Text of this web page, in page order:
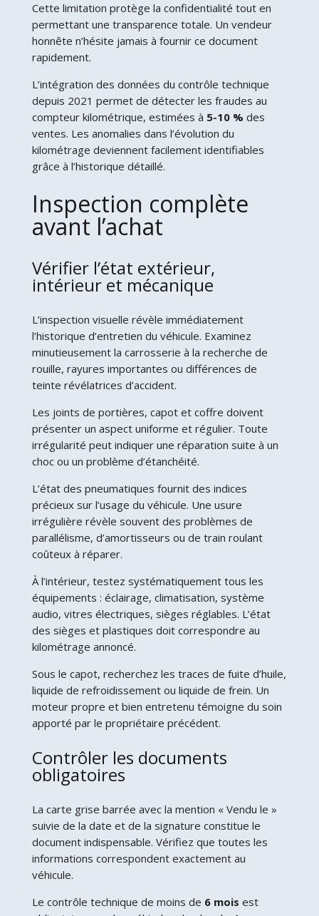
Cette limitation protège la confidentialité tout en
permettant une transparence totale. Un vendeur
honnête n’hésite jamais à fournir ce document
rapidement.
L’intégration des données du contrôle technique
depuis 2021 permet de détecter les fraudes au
compteur kilométrique, estimées à 5-10 % des
ventes. Les anomalies dans l’évolution du
kilométrage deviennent facilement identifiables
grâce à l’historique détaillé.
Inspection complète
avant l’achat
Vérifier l’état extérieur,
intérieur et mécanique
L’inspection visuelle révèle immédiatement
l’historique d’entretien du véhicule. Examinez
minutieusement la carrosserie à la recherche de
rouille, rayures importantes ou différences de
teinte révélatrices d’accident.
Les joints de portières, capot et coffre doivent
présenter un aspect uniforme et régulier. Toute
irrégularité peut indiquer une réparation suite à un
choc ou un problème d’étanchéité.
L’état des pneumatiques fournit des indices
précieux sur l’usage du véhicule. Une usure
irrégulière révèle souvent des problèmes de
parallélisme, d’amortisseurs ou de train roulant
coûteux à réparer.
À l’intérieur, testez systématiquement tous les
équipements : éclairage, climatisation, système
audio, vitres électriques, sièges réglables. L’état
des sièges et plastiques doit correspondre au
kilométrage annoncé.
Sous le capot, recherchez les traces de fuite d’huile,
liquide de refroidissement ou liquide de frein. Un
moteur propre et bien entretenu témoigne du soin
apporté par le propriétaire précédent.
Contrôler les documents
obligatoires
La carte grise barrée avec la mention « Vendu le »
suivie de la date et de la signature constitue le
document indispensable. Vérifiez que toutes les
informations correspondent exactement au
véhicule.
Le contrôle technique de moins de 6 mois est